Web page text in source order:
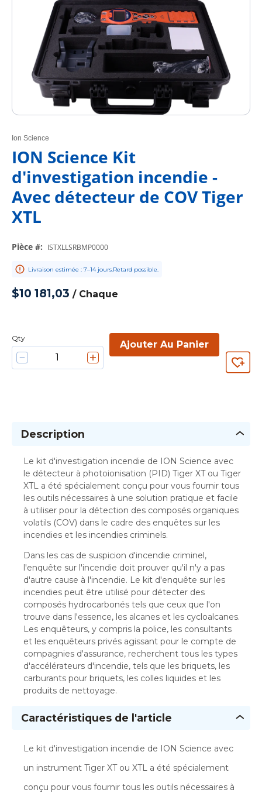
Ion Science
ION Science Kit
d'investigation incendie -
Avec détecteur de COV Tiger
XTL
Pièce #: ISTXLLSRBMP0000
Livraison estimée : 7–14 jours.Retard possible.
$10 181,03 / Chaque
Qty
Ajouter Au Panier
Description
Le kit d'investigation incendie de ION Science avec
le détecteur à photoionisation (PID) Tiger XT ou Tiger
XTL a été spécialement conçu pour vous fournir tous
les outils nécessaires à une solution pratique et facile
à utiliser pour la détection des composés organiques
volatils (COV) dans le cadre des enquêtes sur les
incendies et les incendies criminels.
Dans les cas de suspicion d'incendie criminel,
l'enquête sur l'incendie doit prouver qu'il n'y a pas
d'autre cause à l'incendie. Le kit d'enquête sur les
incendies peut être utilisé pour détecter des
composés hydrocarbonés tels que ceux que l'on
trouve dans l'essence, les alcanes et les cycloalcanes.
Les enquêteurs, y compris la police, les consultants
et les enquêteurs privés agissant pour le compte de
compagnies d'assurance, recherchent tous les types
d'accélérateurs d'incendie, tels que les briquets, les
carburants pour briquets, les colles liquides et les
produits de nettoyage.
Caractéristiques de l'article
Le kit d'investigation incendie de ION Science avec
un instrument Tiger XT ou XTL a été spécialement
conçu pour vous fournir tous les outils nécessaires à